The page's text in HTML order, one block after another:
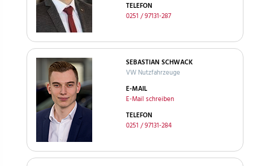
TELEFON
0251 / 97131-287
SEBASTIAN SCHWACK
VW Nutzfahrzeuge
E-MAIL
E-Mail schreiben
TELEFON
0251 / 97131-284